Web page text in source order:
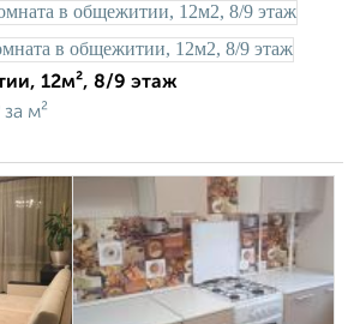
12м², 8/9 этаж
за м²